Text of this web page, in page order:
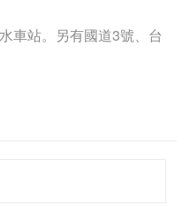
車站。另有國道3號、台